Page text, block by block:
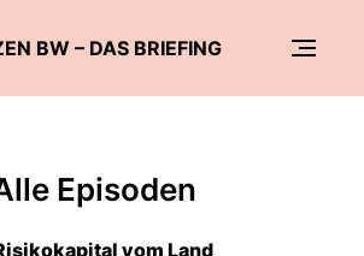
BW – DAS BRIEFING
Episoden
vom Land